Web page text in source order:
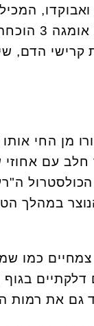
לסייע
קרישי הדם,
מן החי
חלב עם
במהלך
כמו
גם את רמות